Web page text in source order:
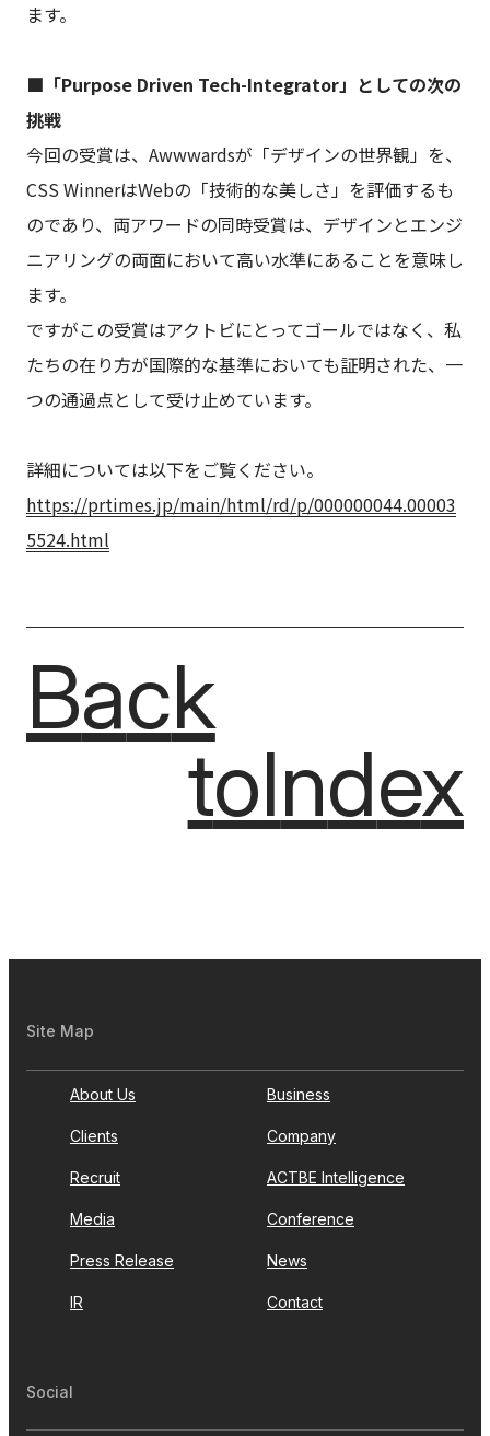
ます。
■「Purpose Driven Tech-Integrator」としての次の
挑戦
今回の受賞は、Awwwardsが「デザインの世界観」を、
CSS WinnerはWebの「技術的な美しさ」を評価するも
のであり、両アワードの同時受賞は、デザインとエンジ
ニアリングの両面において高い水準にあることを意味し
ます。
ですがこの受賞はアクトビにとってゴールではなく、私
たちの在り方が国際的な基準においても証明された、一
つの通過点として受け止めています。
詳細については以下をご覧ください。
https://prtimes.jp/main/html/rd/p/000000044.00003
5524.html
Back
Back
to
toIndex
Index
Site Map
About Us Business
Clients Company
Recruit ACTBE Intelligence
Media Conference
Press Release News
IR Contact
Social